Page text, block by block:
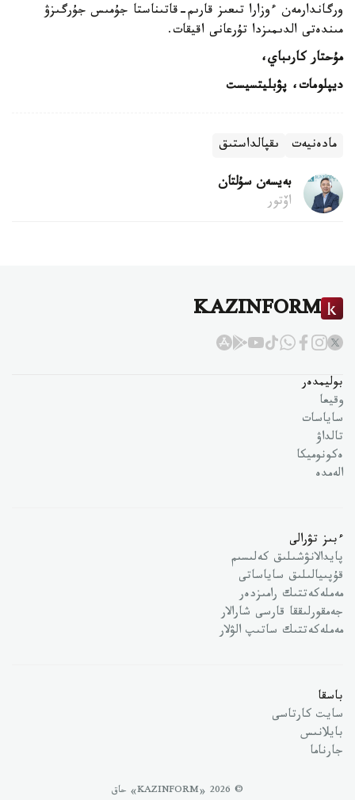
ورگاندارمەن ءوزارا تىعىز قارىم-قاتىناستا جۇمىس جۇرگىزۋ
مىندەتى الدىمىزدا تۇرعانى اقيقات.
مۇحتار كارىباي،
ديپلومات، پۋبليتسيست
مادەنيەت ىقپالداستىق
بەيسەن سۇلتان
اۆتور
KAZINFORM
بوليمدەر
وقيعا
ساياسات
تالداۋ
ەكونوميكا
الەمدە
ءبىز تۋرالى
پايدالانۋشىلىق كەلىسىم
قۇپىيالىلىق ساياساتى
مەملەكەتتىك رامىزدەر
جەمقورلىققا قارسى شارالار
مەملەكەتتىك ساتىپ الۋلار
باسقا
سايت كارتاسى
بايلانىس
جارناما
© 2026 «KAZINFORM» حاق